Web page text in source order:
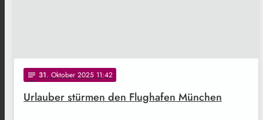
notes 31. Oktober 2025 11:42
Urlauber stürmen den Flughafen München